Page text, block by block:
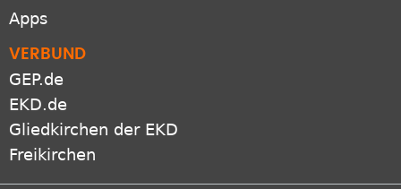
Podcast
VERBUND
GEP.de
EKD.de
Gliedkirchen der EKD